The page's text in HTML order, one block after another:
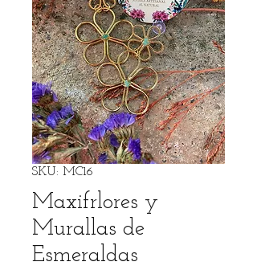
SKU: MC16
Maxifrlores y
Murallas de
Esmeraldas